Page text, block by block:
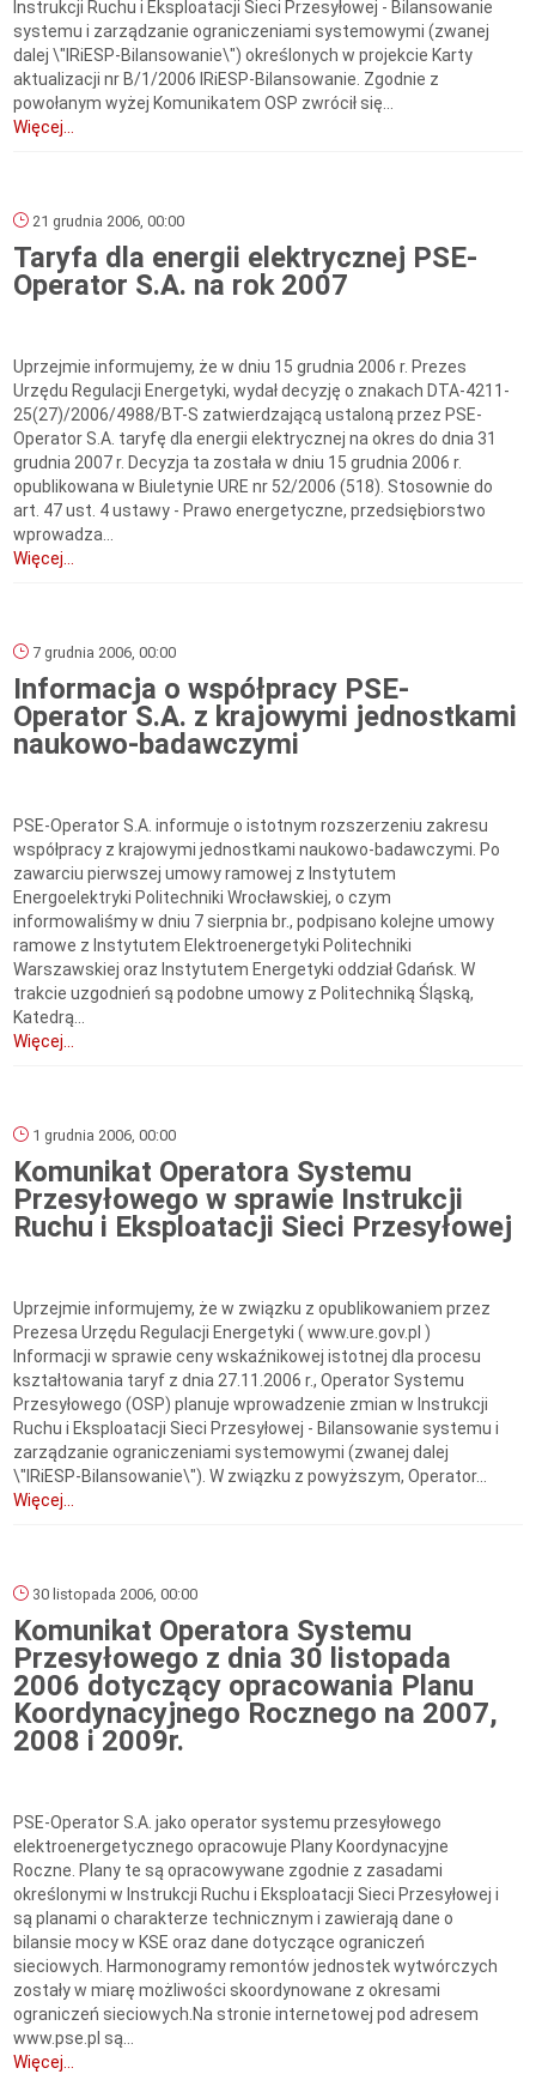
Instrukcji Ruchu i Eksploatacji Sieci Przesyłowej - Bilansowanie
systemu i zarządzanie ograniczeniami systemowymi (zwanej
dalej \"IRiESP-Bilansowanie\") określonych w projekcie Karty
aktualizacji nr B/1/2006 IRiESP-Bilansowanie. Zgodnie z
powołanym wyżej Komunikatem OSP zwrócił się...
Więcej...
21 grudnia 2006, 00:00
Taryfa dla energii elektrycznej PSE-
Operator S.A. na rok 2007
Uprzejmie informujemy, że w dniu 15 grudnia 2006 r. Prezes
Urzędu Regulacji Energetyki, wydał decyzję o znakach DTA-4211-
25(27)/2006/4988/BT-S zatwierdzającą ustaloną przez PSE-
Operator S.A. taryfę dla energii elektrycznej na okres do dnia 31
grudnia 2007 r. Decyzja ta została w dniu 15 grudnia 2006 r.
opublikowana w Biuletynie URE nr 52/2006 (518). Stosownie do
art. 47 ust. 4 ustawy - Prawo energetyczne, przedsiębiorstwo
wprowadza...
Więcej...
7 grudnia 2006, 00:00
Informacja o współpracy PSE-
Operator S.A. z krajowymi jednostkami
naukowo-badawczymi
PSE-Operator S.A. informuje o istotnym rozszerzeniu zakresu
współpracy z krajowymi jednostkami naukowo-badawczymi. Po
zawarciu pierwszej umowy ramowej z Instytutem
Energoelektryki Politechniki Wrocławskiej, o czym
informowaliśmy w dniu 7 sierpnia br., podpisano kolejne umowy
ramowe z Instytutem Elektroenergetyki Politechniki
Warszawskiej oraz Instytutem Energetyki oddział Gdańsk. W
trakcie uzgodnień są podobne umowy z Politechniką Śląską,
Katedrą...
Więcej...
1 grudnia 2006, 00:00
Komunikat Operatora Systemu
Przesyłowego w sprawie Instrukcji
Ruchu i Eksploatacji Sieci Przesyłowej
Uprzejmie informujemy, że w związku z opublikowaniem przez
Prezesa Urzędu Regulacji Energetyki ( www.ure.gov.pl )
Informacji w sprawie ceny wskaźnikowej istotnej dla procesu
kształtowania taryf z dnia 27.11.2006 r., Operator Systemu
Przesyłowego (OSP) planuje wprowadzenie zmian w Instrukcji
Ruchu i Eksploatacji Sieci Przesyłowej - Bilansowanie systemu i
zarządzanie ograniczeniami systemowymi (zwanej dalej
\"IRiESP-Bilansowanie\"). W związku z powyższym, Operator...
Więcej...
30 listopada 2006, 00:00
Komunikat Operatora Systemu
Przesyłowego z dnia 30 listopada
2006 dotyczący opracowania Planu
Koordynacyjnego Rocznego na 2007,
2008 i 2009r.
PSE-Operator S.A. jako operator systemu przesyłowego
elektroenergetycznego opracowuje Plany Koordynacyjne
Roczne. Plany te są opracowywane zgodnie z zasadami
określonymi w Instrukcji Ruchu i Eksploatacji Sieci Przesyłowej i
są planami o charakterze technicznym i zawierają dane o
bilansie mocy w KSE oraz dane dotyczące ograniczeń
sieciowych. Harmonogramy remontów jednostek wytwórczych
zostały w miarę możliwości skoordynowane z okresami
ograniczeń sieciowych.Na stronie internetowej pod adresem
www.pse.pl są...
Więcej...